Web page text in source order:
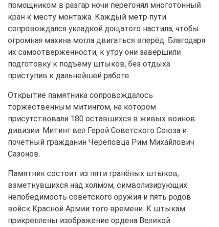
помощником в разгар ночи перегонял многотонный
кран к месту монтажа. Каждый метр пути
сопровождался укладкой дощатого настила, чтобы
огромная махина могла двигаться вперёд. Благодаря
их самоотверженности, к утру они завершили
подготовку к подъему штыков, без отдыха
приступив к дальнейшей работе.
Открытие памятника сопровождалось
торжественным митингом, на котором
присутствовали 180 оставшихся в живых воинов
дивизии. Митинг вел Герой Советского Союза и
почетный гражданин Череповца Рим Михайлович
Сазонов.
Памятник состоит из пяти гранёных штыков,
взметнувшихся над холмом, символизирующих
непобедимость советского оружия и пять родов
войск Красной Армии того времени. К штыкам
прикреплены изображение ордена Великой